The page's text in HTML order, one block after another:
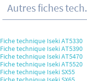
Autres fiches tech.
Fiche technique Iseki AT5330
Fiche technique Iseki AT5390
Fiche technique Iseki AT5470
Fiche technique Iseki AT5520
Fiche technique Iseki SX55